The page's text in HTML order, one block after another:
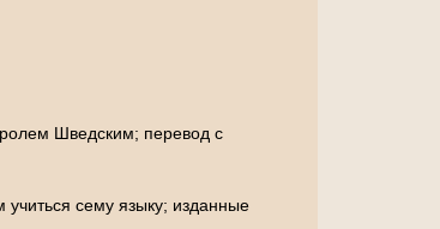
Шведским; перевод с
сему языку; изданные